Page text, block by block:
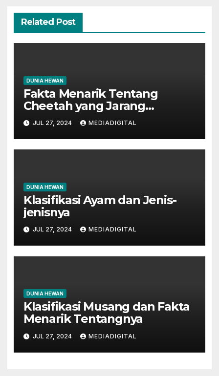
Related Post
DUNIA HEWAN
Fakta Menarik Tentang
Cheetah yang Jarang
Diketahui
JUL 27, 2024 MEDIADIGITAL
DUNIA HEWAN
Klasifikasi Ayam dan Jenis-
jenisnya
JUL 27, 2024 MEDIADIGITAL
DUNIA HEWAN
Klasifikasi Musang dan Fakta
Menarik Tentangnya
JUL 27, 2024 MEDIADIGITAL